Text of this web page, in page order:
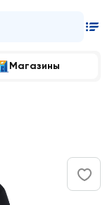
Магазины